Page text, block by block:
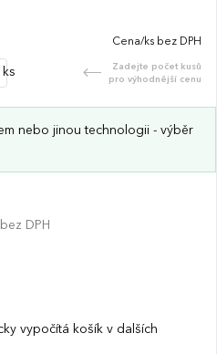
Cena/ks bez DPH
ks
Zadejte počet kusů
pro výhodnější cenu
nebo jinou technologii - výběr
bez DPH
vypočítá košík v dalších